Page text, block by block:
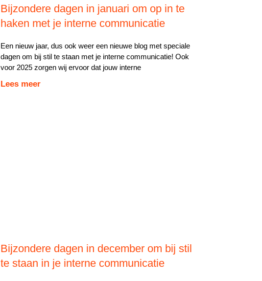
Bijzondere dagen in januari om op in te
haken met je interne communicatie
Een nieuw jaar, dus ook weer een nieuwe blog met speciale
dagen om bij stil te staan met je interne communicatie! Ook
voor 2025 zorgen wij ervoor dat jouw interne
Lees meer
Bijzondere dagen in december om bij stil
te staan in je interne communicatie